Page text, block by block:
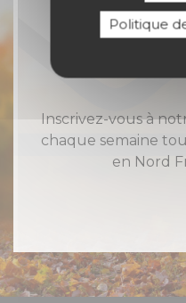
Inscrivez-vous à
chaque semaine
en Nord
Politique